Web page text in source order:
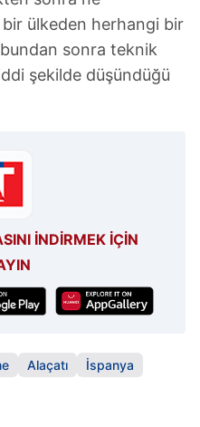
ilişkin detaylı bilgi
Çerez Bilgilendirme
Kanunu uyarınca
ülkeden herhangi bir
sonra teknik
şekilde düşündüğü
İNDİRMEK İÇİN
Alaçatı
İspanya